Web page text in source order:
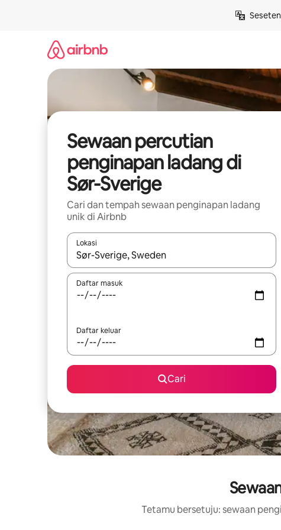
Sewaan percutian
penginapan ladang di
Sør-Sverige
Cari dan tempah sewaan penginapan ladang
unik di Airbnb
Lokasi
Apabila hasil tersedia, navigasi dengan kekunci
Daftar masuk
Daftar keluar
Cari
Tetamu bersetuju: sewaan